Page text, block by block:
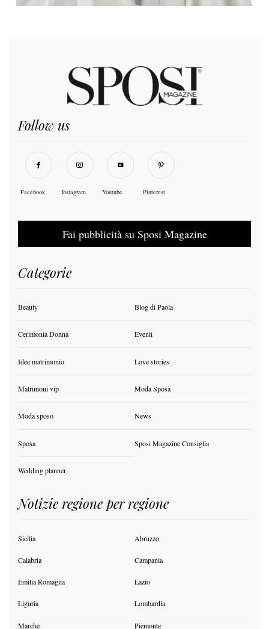
Follow us
Facebook Instagram Youtube Pinterest
Fai pubblicità su Sposi Magazine
Categorie
Beauty Blog di Paola
Cerimonia Donna Eventi
Idee matrimonio Love stories
Matrimoni vip Moda Sposa
Moda sposo News
Sposa Sposi Magazine Consiglia
Wedding planner
Notizie regione per regione
Sicilia Abruzzo
Calabria Campania
Emilia Romagna Lazio
Liguria Lombardia
Marche Piemonte